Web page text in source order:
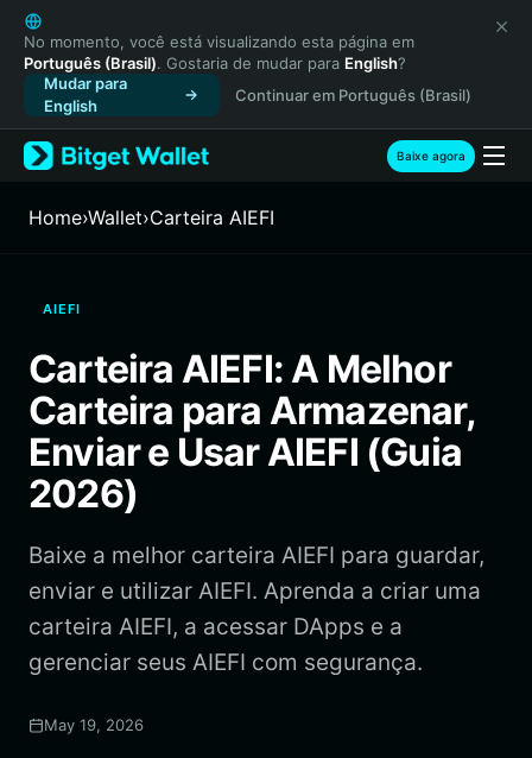
English
日本語
Tiếng Việt
Русский
Español (Latinoamérica)
Türkçe
Français
繁體中文
Bahasa Indonesia
ภาษาไทย
हिन्दी
Español
Português (Brasil)
No momento, você está visualizando esta página em
Português (Brasil). Gostaria de mudar para English?
Mudar para
English
Continuar em Português (Brasil)
Baixe agora
Home›Wallet›Carteira AIEFI
AIEFI
Carteira AIEFI: A Melhor
Carteira para Armazenar,
Enviar e Usar AIEFI (Guia
2026)
Baixe a melhor carteira AIEFI para guardar,
enviar e utilizar AIEFI. Aprenda a criar uma
carteira AIEFI, a acessar DApps e a
gerenciar seus AIEFI com segurança.
May 19, 2026